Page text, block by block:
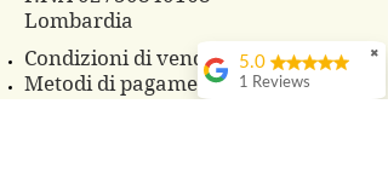
Lombardia
Condizioni di vendita
Metodi di pagamento
✖
5.0
1 Reviews